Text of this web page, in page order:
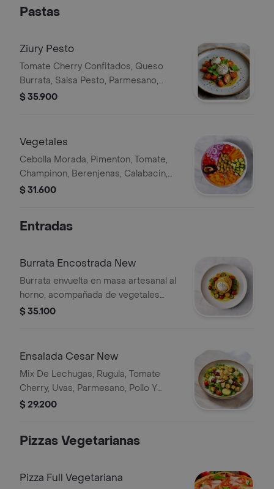
Pastas
Ziury Pesto
Tomate Cherry Confitados, Queso
Burrata, Salsa Pesto, Parmesano,
Albahaca
$ 35.900
Vegetales
Cebolla Morada, Pimenton, Tomate,
Champinon, Berenjenas, Calabacin,
Aceitunas
$ 31.600
Entradas
Burrata Encostrada New
Burrata envuelta en masa artesanal al
horno, acompañada de vegetales
salteados en aceite de oliva. Incluye
$ 35.100
Ensalada Cesar New
Mix De Lechugas, Rugula, Tomate
Cherry, Uvas, Parmesano, Pollo Y
Croutones De La Casa
$ 29.200
Pizzas Vegetarianas
Pizza Full Vegetariana